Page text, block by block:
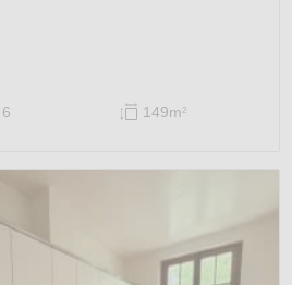
6 149m2